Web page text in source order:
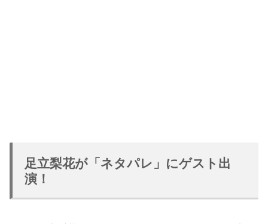
足立梨花が「ネタパレ」にゲスト出
演！